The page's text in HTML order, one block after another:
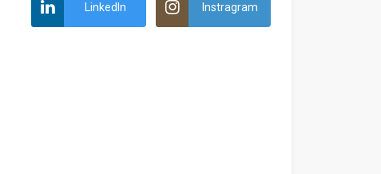
LinkedIn Instragram